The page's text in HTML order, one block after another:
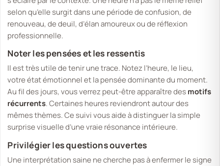
selon qu’elle surgit dans une période de confusion, de
renouveau, de deuil, d’élan amoureux ou de réflexion
professionnelle.
Noter les pensées et les ressentis
Il est très utile de tenir une trace. Notez l’heure, le lieu,
votre état émotionnel et la pensée dominante du moment.
Au fil des jours, vous verrez peut-être apparaître desmotifs
récurrents. Certaines heures reviendront autour des
mêmes thèmes. Ce suivi vous aide à distinguer la simple
surprise visuelle d’une vraie résonance intérieure.
Privilégier les questions ouvertes
Une interprétation saine ne cherche pas à enfermer le signe